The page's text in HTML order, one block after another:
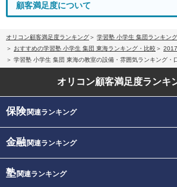
顧客満足度について
オリコン顧客満足度ランキング
学習塾 小学生 集団ランキン
おすすめの学習塾 小学生 集団 東海ランキング・比較
学習塾 小学生 集団 東海の教室の設備・雰囲気ランキング・
オリコン顧客満足度ランキ
保険関連ランキング
金融関連ランキング
塾関連ランキング